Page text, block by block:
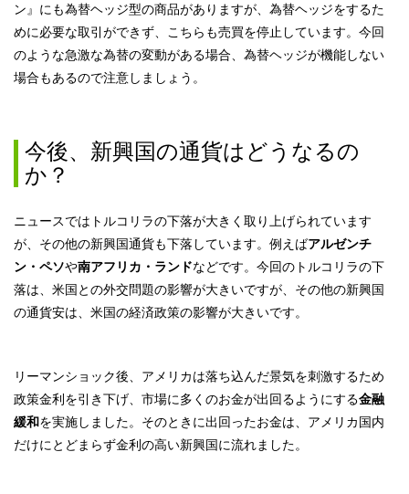
ン』にも為替ヘッジ型の商品がありますが、為替ヘッジをするた
めに必要な取引ができず、こちらも売買を停止しています。今回
のような急激な為替の変動がある場合、為替ヘッジが機能しない
場合もあるので注意しましょう。
今後、新興国の通貨はどうなるの
か？
ニュースではトルコリラの下落が大きく取り上げられています
が、その他の新興国通貨も下落しています。例えばアルゼンチ
ン・ペソや南アフリカ・ランドなどです。今回のトルコリラの下
落は、米国との外交問題の影響が大きいですが、その他の新興国
の通貨安は、米国の経済政策の影響が大きいです。
リーマンショック後、アメリカは落ち込んだ景気を刺激するため
政策金利を引き下げ、市場に多くのお金が出回るようにする金融
緩和を実施しました。そのときに出回ったお金は、アメリカ国内
だけにとどまらず金利の高い新興国に流れました。